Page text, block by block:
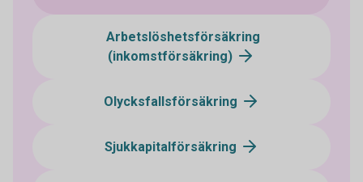
Arbetslöshetsförsäkring
(inkomstförsäkring)
Olycksfallsförsäkring
Sjukkapitalförsäkring